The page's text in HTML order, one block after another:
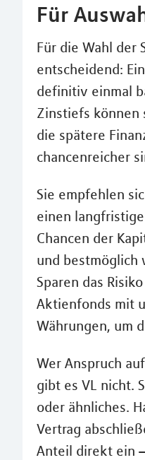
Für
Für die Wahl der
entscheidend:
definitiv einmal
Zinstiefs können
die spätere
chancenreicher
Sie empfehlen
einen
Chancen der
und bestmöglich
Sparen das
Aktienfonds mit
Währungen, um
Wer Anspruch
gibt es VL nicht.
oder ähnliches.
Vertrag
Anteil direkt ein